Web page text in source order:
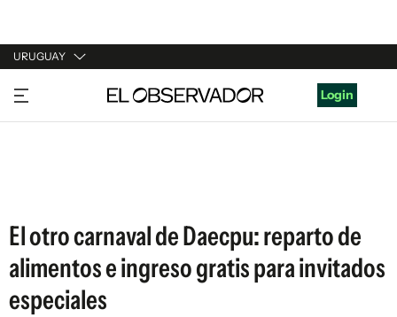
URUGUAY
URUGUAY
ARGENTINA
Login
El otro carnaval de Daecpu: reparto de
alimentos e ingreso gratis para invitados
especiales